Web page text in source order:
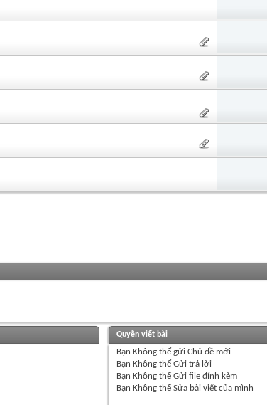
Quyền viết bài
Bạn Không thểgửi Chủ đề mới
Bạn Không thểGửi trả lời
Bạn Không thểGửi file đính kèm
Bạn Không thểSửa bài viết của mình